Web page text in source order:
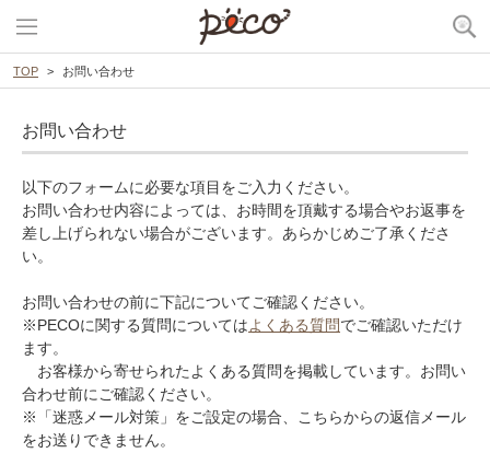
TOP お問い合わせ
お問い合わせ
以下のフォームに必要な項目をご入力ください。
お問い合わせ内容によっては、お時間を頂戴する場合やお返事を
差し上げられない場合がございます。あらかじめご了承くださ
い。
お問い合わせの前に下記についてご確認ください。
※PECOに関する質問についてはよくある質問でご確認いただけ
ます。
お客様から寄せられたよくある質問を掲載しています。お問い
合わせ前にご確認ください。
※「迷惑メール対策」をご設定の場合、こちらからの返信メール
をお送りできません。